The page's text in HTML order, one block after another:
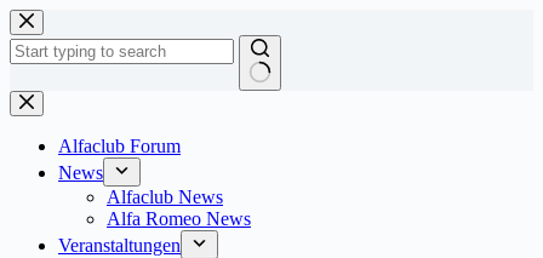
Zum
Inhalt
springen
Keine
Ergebnisse
Alfaclub Forum
News
Alfaclub News
Alfa Romeo News
Veranstaltungen